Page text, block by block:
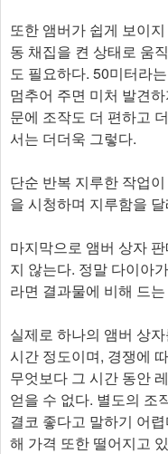
또한 앰버가 쉽게 보이
동 채집을 켠 상태로 움
도 필요하다. 50미터라
멈추어 주면 미처 발견
문에 조작도 더 편하고
서는 더더욱 그렇다.
단순 반복 지루한 작업
을 시청하며 지루함을
마지막으로 앰버 상자
지 않는다. 정말 다이아
라면 결과물에 비해 드
실제로 하나의 앰버 상
시간 정도이며, 경쟁에
무엇보다 그 시간 동안
얻을 수 없다. 별도의 조
결코 좋다고 말하기 어
해 가격 또한 떨어지고